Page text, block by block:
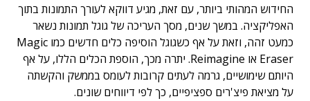
החידוש המהותי ביותר, עם זאת, מגיע דווקא לעורך התמונות בתוך
האפליקציה. במשך שנים, מסך העריכה של גוגל תמונות נשאר
כמעט זהה, וזאת על אף כשגוגל הוסיפה כלים חדשים כמו Magic
Eraser או Reimagine. יתרה מכך, הוספת הכלים הללו, על אף
היותם שימושיים, גרמה לעתים קרובות לעומס בממשק והקשתה
על מציאת פיצ'רים ספציפיים, כך לפי דיווחים שונים.